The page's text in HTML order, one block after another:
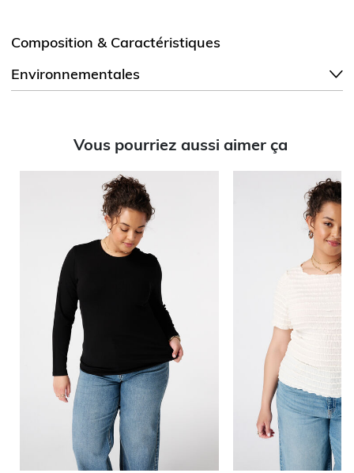
Composition & Caractéristiques
Environnementales
Vous pourriez aussi aimer ça